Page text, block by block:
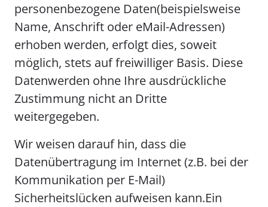
personenbezogene Daten(beispielsweise
Name, Anschrift oder eMail-Adressen)
erhoben werden, erfolgt dies, soweit
möglich, stets auf freiwilliger Basis. Diese
Datenwerden ohne Ihre ausdrückliche
Zustimmung nicht an Dritte
weitergegeben.
Wir weisen darauf hin, dass die
Datenübertragung im Internet (z.B. bei der
Kommunikation per E-Mail)
Sicherheitslücken aufweisen kann.Ein